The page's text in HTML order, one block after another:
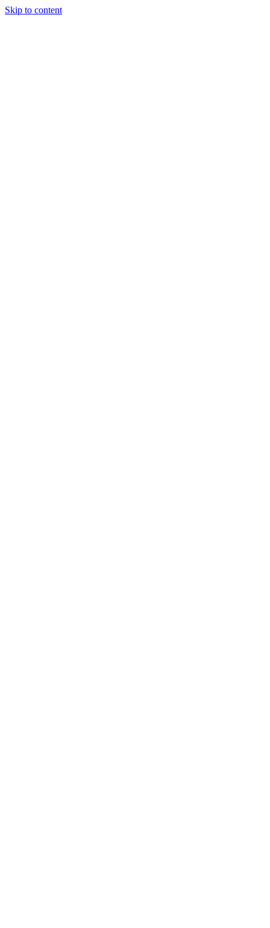
Skip to content